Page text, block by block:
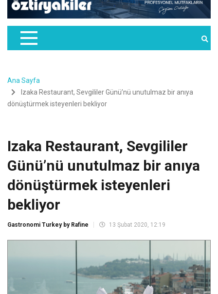
Ana Sayfa
Izaka Restaurant, Sevgililer Günü’nü unutulmaz bir anıya
dönüştürmek isteyenleri bekliyor
Izaka Restaurant, Sevgililer
Günü’nü unutulmaz bir anıya
dönüştürmek isteyenleri
bekliyor
Gastronomi Turkey by Rafine 13 Şubat 2020, 12:19